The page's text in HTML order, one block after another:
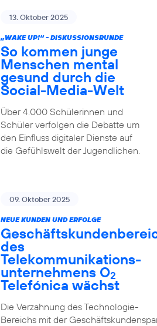
13. Oktober 2025
„WAKE UP!“ - DISKUSSIONSRUNDE
So kommen junge
Menschen mental
gesund durch die
Social-Media-Welt
Über 4.000 Schülerinnen und
Schüler verfolgen die Debatte um
den Einfluss digitaler Dienste auf
die Gefühlswelt der Jugendlichen.
09. Oktober 2025
NEUE KUNDEN UND ERFOLGE
des
Telekommunikations­
unternehmens O2
Telefónica wächst
Die Verzahnung des Technologie-
Bereichs mit der